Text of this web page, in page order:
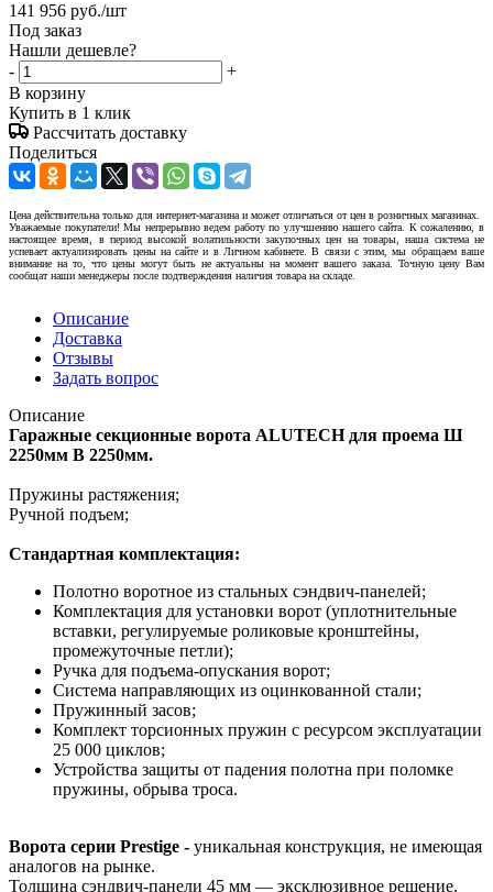
141 956 руб./шт
Под заказ
Нашли дешевле?
-
+
В корзину
Купить в 1 клик
Рассчитать доставку
Поделиться
Цена действительна только для интернет-магазина и может отличаться от цен в розничных магазинах.
Уважаемые покупатели! Мы непрерывно ведем работу по улучшению нашего сайта. К сожалению, в
настоящее время, в период высокой волатильности закупочных цен на товары, наша система не
успевает актуализировать цены на сайте и в Личном кабинете. В связи с этим, мы обращаем ваше
внимание на то, что цены могут быть не актуальны на момент вашего заказа. Точную цену Вам
сообщат наши менеджеры после подтверждения наличия товара на складе.
Описание
Доставка
Отзывы
Задать вопрос
Описание
Гаражные секционные ворота ALUTECH для проема Ш
2250мм В 2250мм.
Пружины растяжения;
Ручной подъем;
Стандартная комплектация:
Полотно воротное из стальных сэндвич-панелей;
Комплектация для установки ворот (уплотнительные
вставки, регулируемые роликовые кронштейны,
промежуточные петли);
Ручка для подъема-опускания ворот;
Система направляющих из оцинкованной стали;
Пружинный засов;
Комплект торсионных пружин с ресурсом эксплуатации
25 000 циклов;
Устройства защиты от падения полотна при поломке
пружины, обрыва троса.
Ворота серии Prestige - уникальная конструкция, не имеющая
аналогов на рынке.
Толщина сэндвич-панели 45 мм — эксклюзивное решение.